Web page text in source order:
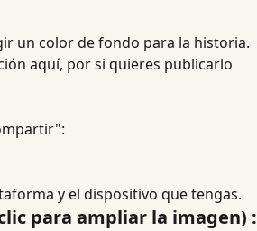
un color de fondo para la historia.
aquí, por si quieres publicarlo
y el dispositivo que tengas.
para ampliar la imagen) :​